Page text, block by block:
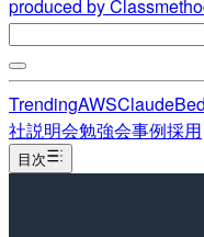
produced by
TrendingAWSClaude
社説明会勉強会事例採用
目次